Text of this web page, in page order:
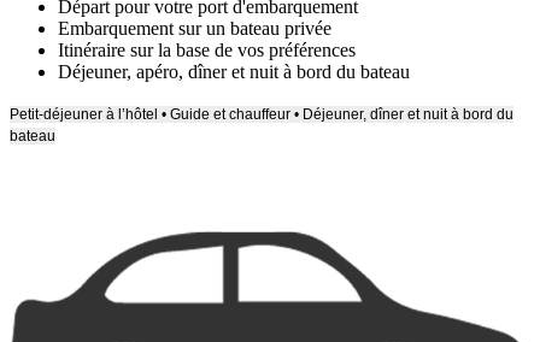
Départ pour votre port d'embarquement
Embarquement sur un bateau privée
Itinéraire sur la base de vos préférences
Déjeuner, apéro, dîner et nuit à bord du bateau
Petit-déjeuner à l’hôtel • Guide et chauffeur • Déjeuner, dîner et nuit à bord du
bateau